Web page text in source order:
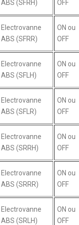
ABS (SFRH) OFF
Electrovanne
ABS (SFRR)
ON ou
OFF
Electrovanne
ABS (SFLH)
ON ou
OFF
Electrovanne
ABS (SFLR)
ON ou
OFF
Electrovanne
ABS (SRRH)
ON ou
OFF
Electrovanne
ABS (SRRR)
ON ou
OFF
Electrovanne
ABS (SRLH)
ON ou
OFF